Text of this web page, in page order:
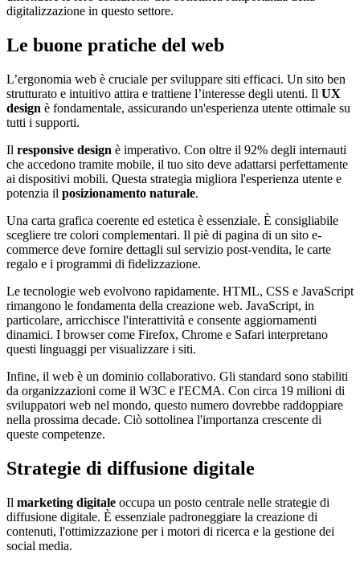
digitalizzazione in questo settore.
Le buone pratiche del web
L’ergonomia web è cruciale per sviluppare siti efficaci. Un sito ben
strutturato e intuitivo attira e trattiene l’interesse degli utenti. Il UX
design è fondamentale, assicurando un'esperienza utente ottimale su
tutti i supporti.
Il responsive design è imperativo. Con oltre il 92% degli internauti
che accedono tramite mobile, il tuo sito deve adattarsi perfettamente
ai dispositivi mobili. Questa strategia migliora l'esperienza utente e
potenzia il posizionamento naturale.
Una carta grafica coerente ed estetica è essenziale. È consigliabile
scegliere tre colori complementari. Il piè di pagina di un sito e-
commerce deve fornire dettagli sul servizio post-vendita, le carte
regalo e i programmi di fidelizzazione.
Le tecnologie web evolvono rapidamente. HTML, CSS e JavaScript
rimangono le fondamenta della creazione web. JavaScript, in
particolare, arricchisce l'interattività e consente aggiornamenti
dinamici. I browser come Firefox, Chrome e Safari interpretano
questi linguaggi per visualizzare i siti.
Infine, il web è un dominio collaborativo. Gli standard sono stabiliti
da organizzazioni come il W3C e l'ECMA. Con circa 19 milioni di
sviluppatori web nel mondo, questo numero dovrebbe raddoppiare
nella prossima decade. Ciò sottolinea l'importanza crescente di
queste competenze.
Strategie di diffusione digitale
Il marketing digitale occupa un posto centrale nelle strategie di
diffusione digitale. È essenziale padroneggiare la creazione di
contenuti, l'ottimizzazione per i motori di ricerca e la gestione dei
social media.